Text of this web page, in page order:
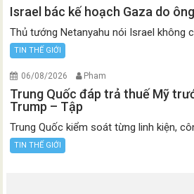
Israel bác kế hoạch Gaza do
Thủ tướng Netanyahu nói Israel không
TIN THẾ GIỚI
06/08/2026 Pham
Trung Quốc đáp trả thuế Mỹ
Trump – Tập
Trung Quốc kiểm soát từng linh kiện,
TIN THẾ GIỚI